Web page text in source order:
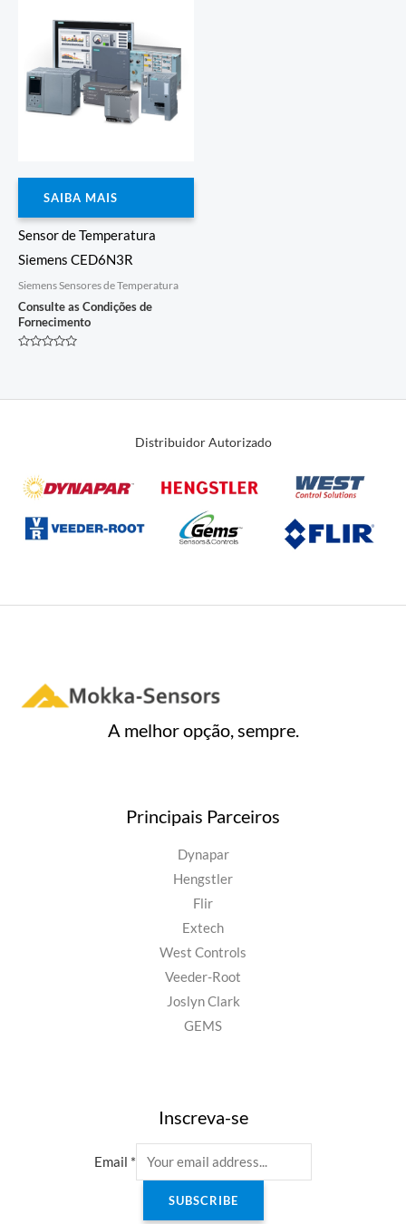
SAIBA MAIS
Sensor de Temperatura
Siemens CED6N3R
Siemens Sensores de Temperatura
Consulte as Condições de
Fornecimento
Distribuidor Autorizado
A melhor opção, sempre.
Principais Parceiros
Dynapar
Hengstler
Flir
Extech
West Controls
Veeder-Root
Joslyn Clark
GEMS
Inscreva-se
Email *
SUBSCRIBE